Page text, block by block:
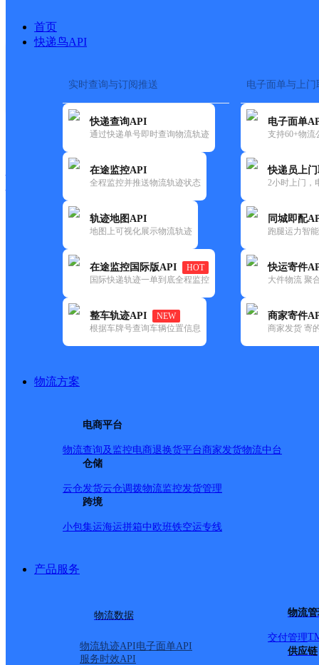
首页
快递鸟API
实时查询与订阅推送
快递查询API
通过快递单号即时查询物流轨迹
在途监控API
全程监控并推送物流轨迹状态
轨迹地图API
地图上可视化展示物流轨迹
在途监控国际版API
HOT
国际快递轨迹一单到底全程监控
整车轨迹API
NEW
根据车牌号查询车辆位置信息
电子面单与上门
电子面单
支持60+物流
快递员上
2小时上门，
同城即配
跑腿运力智
快运寄件
大件物流 聚
商家寄件
商家发货 寄
物流方案
电商平台
物流查询及监控电商退换货平台商家发货物流中台
仓储
云仓发货云仓调拨物流监控发货管理
跨境
小包集运海运拼箱中欧班铁空运专线
产品服务
物流数据
物流轨迹API电子面单API
服务时效API
物流
交付管理
供应链
快运大全 快递时效
邮政
对山邮政所
更新时间：2021-12-03 00:00:00
所属快递：邮政国内
所属区域：湖南省-湘西土家族苗族自治州-吉首市
网点地址：湖南省吉首永顺对山乡对山村
网点负责人：